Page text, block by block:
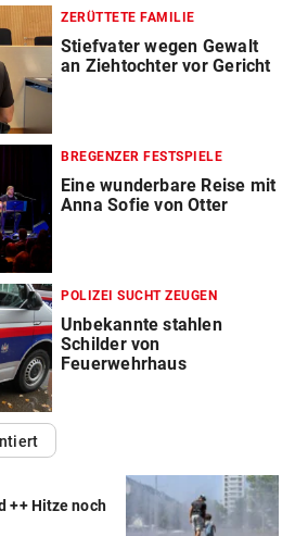
ZERÜTTETE FAMILIE
Stiefvater wegen Gewalt
an Ziehtochter vor Gericht
BREGENZER FESTSPIELE
Eine wunderbare Reise mit
Anna Sofie von Otter
POLIZEI SUCHT ZEUGEN
Unbekannte stahlen
Schilder von
Feuerwehrhaus
++ Hitze noch